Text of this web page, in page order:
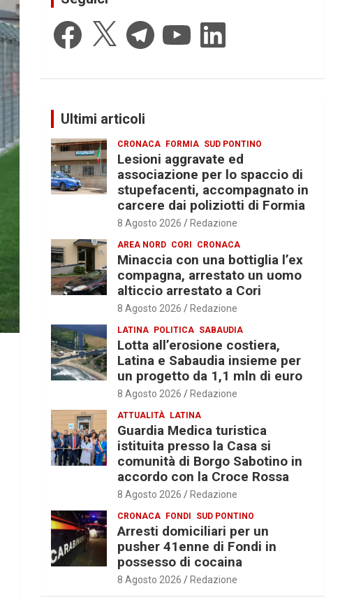
Facebook
X TelegramYouTube LinkedIn
Ultimi articoli
CRONACA FORMIA SUD PONTINO
Lesioni aggravate ed
associazione per lo spaccio di
stupefacenti, accompagnato in
carcere dai poliziotti di Formia
8 Agosto 2026 Redazione
AREA NORD CORI CRONACA
Minaccia con una bottiglia l’ex
compagna, arrestato un uomo
alticcio arrestato a Cori
8 Agosto 2026 Redazione
LATINA POLITICA SABAUDIA
Lotta all’erosione costiera,
Latina e Sabaudia insieme per
un progetto da 1,1 mln di euro
8 Agosto 2026 Redazione
ATTUALITÀ LATINA
Guardia Medica turistica
istituita presso la Casa si
comunità di Borgo Sabotino in
accordo con la Croce Rossa
8 Agosto 2026 Redazione
CRONACA FONDI SUD PONTINO
Arresti domiciliari per un
pusher 41enne di Fondi in
possesso di cocaina
8 Agosto 2026 Redazione